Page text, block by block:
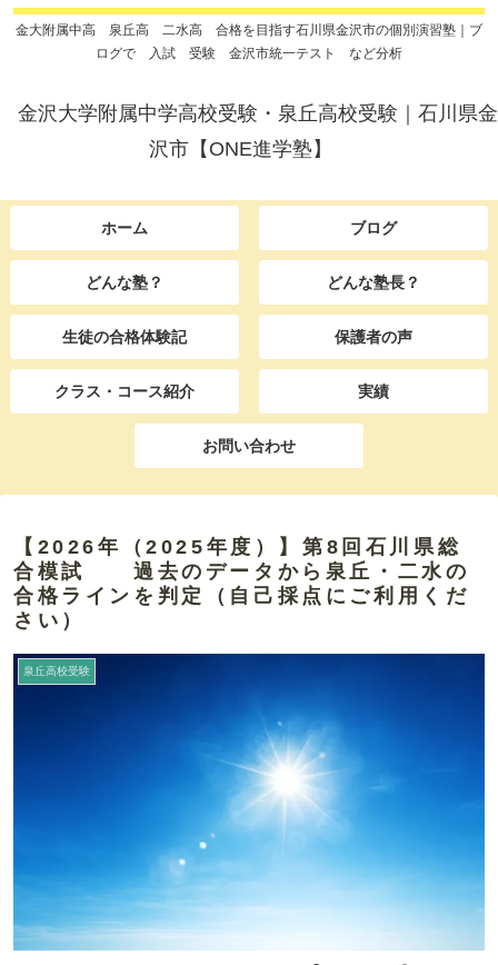
金大附属中高 泉丘高 二水高 合格を目指す石川県金沢市の個別演習塾｜ブ
ログで 入試 受験 金沢市統一テスト など分析
金沢大学附属中学高校受験・泉丘高校受験｜石川県金
沢市【ONE進学塾】
ホーム ブログ
どんな塾？ どんな塾長？
生徒の合格体験記 保護者の声
クラス・コース紹介 実績
お問い合わせ
【2026年（2025年度）】第8回石川県総
合模試 過去のデータから泉丘・二水の
合格ラインを判定（自己採点にご利用くだ
さい）
泉丘高校受験